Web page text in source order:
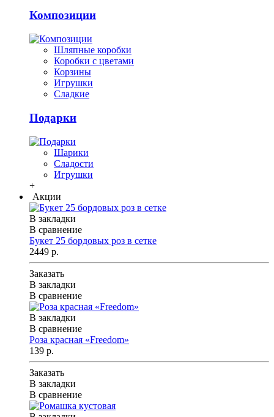
Композиции
Шляпные коробки
Коробки с цветами
Корзины
Игрушки
Сладкие
Подарки
Шарики
Сладости
Игрушки
+
Акции
В закладки
В сравнение
Букет 25 бордовых роз в сетке
2449 р.
Заказать
В закладки
В сравнение
В закладки
В сравнение
Роза красная «Freedom»
139 р.
Заказать
В закладки
В сравнение